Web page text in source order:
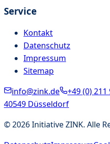
Service
Kontakt
Datenschutz
Impressum
Sitemap
info@zink.de
+49 (0)
40549 Düsseldorf
©2026Initiative ZINK. Alle